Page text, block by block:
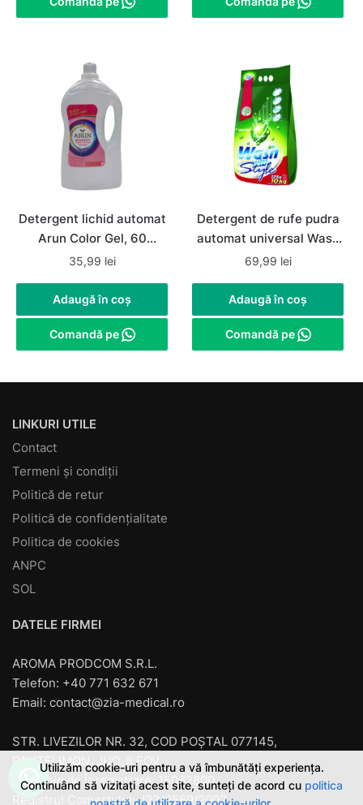
Detergent lichid automat
Arun Color Gel, 60
spalari, 4 litri
35,99 lei
Adaugă în coș
Comandă pe
Detergent de rufe pudra
automat universal Wash
with Style 10Kg, 125
69,99 lei
Adaugă în coș
Comandă pe
LINKURI UTILE
Contact
Termeni și condiții
Politică de retur
Politică de confidențialitate
Politica de cookies
ANPC
SOL
DATELE FIRMEI
AROMA PRODCOM S.R.L.
Telefon: +40 771 632 671
Email: contact@zia-medical.ro
STR. LIVEZILOR NR. 32, COD POȘTAL 077145,
PANTELIMON, JUD. ILFOV
Cod unic de Înregistrare: 15062800
Registrul Comerţului: J23/2569/2002
Utilizăm cookie-uri pentru a vă îmbunătăți experiența.
Continuând să vizitați acest site, sunteți de acord cu politica